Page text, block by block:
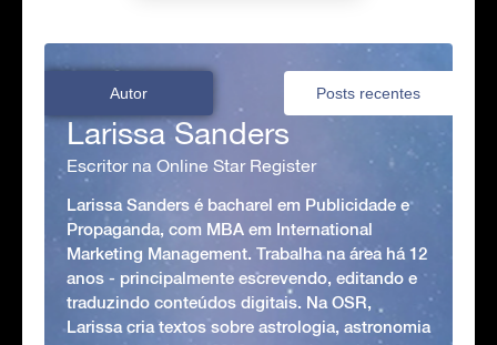
Autor Posts recentes
Larissa Sanders
Escritor na Online Star Register
Larissa Sanders é bacharel em Publicidade e
Propaganda, com MBA em International
Marketing Management. Trabalha na área há 12
anos - principalmente escrevendo, editando e
traduzindo conteúdos digitais. Na OSR,
Larissa cria textos sobre astrologia, astronomia